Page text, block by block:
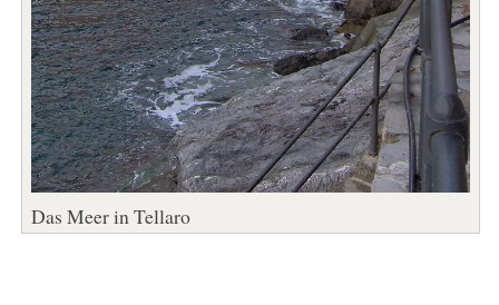
Das Meer in Tellaro